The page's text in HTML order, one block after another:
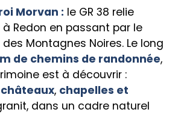
Morvan : le GR 38 relie
à Redon en passant par le
Montagnes Noires. Le long
de chemins de randonnée,
est à découvrir :
, chapelles et
dans un cadre naturel